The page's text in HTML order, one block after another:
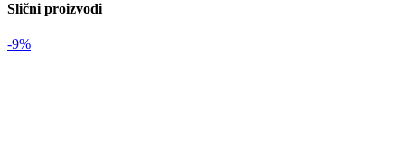
Slični proizvodi
-9%